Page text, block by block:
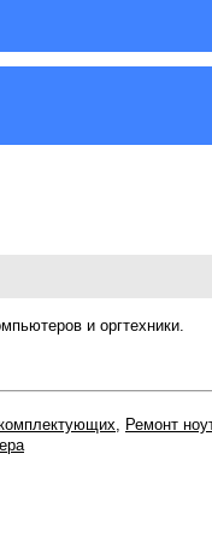
и оргтехники.
, Ремонт